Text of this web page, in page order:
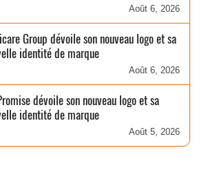
Août 6, 2026
Group dévoile son nouveau logo et sa
identité de marque
Août 6, 2026
dévoile son nouveau logo et sa
identité de marque
Août 5, 2026